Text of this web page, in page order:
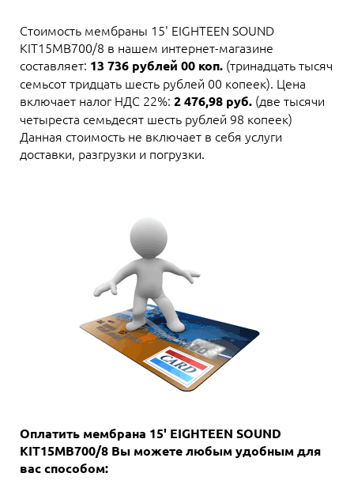
Стоимость мембраны 15' EIGHTEEN SOUND
KIT15MB700/8 в нашем интернет-магазине
составляет: 13 736 рублей 00 коп. (тринадцать тысяч
семьсот тридцать шесть рублей 00 копеек). Цена
включает налог НДС 22%: 2 476,98 руб. (две тысячи
четыреста семьдесят шесть рублей 98 копеек)
Данная стоимость не включает в себя услуги
доставки, разгрузки и погрузки.
Оплатить мембрана 15' EIGHTEEN SOUND
KIT15MB700/8 Вы можете любым удобным для
вас способом: